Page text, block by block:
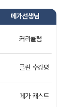
메가선생님
커리큘럼
클린 수강평
메가 캐스트